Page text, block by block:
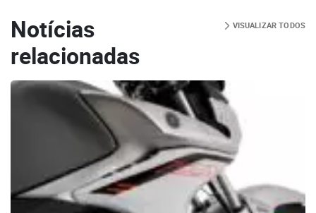
Notícias
relacionadas
VISUALIZAR TODOS